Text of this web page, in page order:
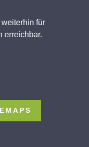
für
erreichbar.